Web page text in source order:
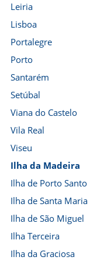
Leiria
Lisboa
Portalegre
Porto
Santarém
Setúbal
Viana do Castelo
Vila Real
Viseu
Ilha da Madeira
Ilha de Porto Santo
Ilha de Santa Maria
Ilha de São Miguel
Ilha Terceira
Ilha da Graciosa